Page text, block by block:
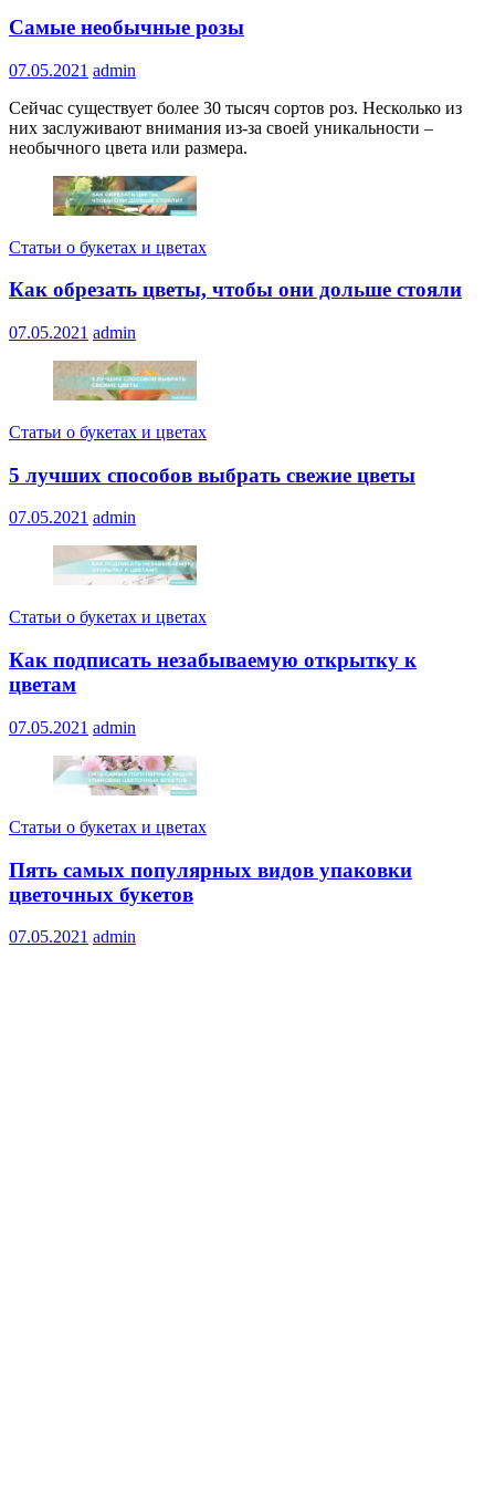
Самые необычные розы
07.05.2021 admin
Сейчас существует более 30 тысяч сортов роз. Несколько из
них заслуживают внимания из-за своей уникальности –
необычного цвета или размера.
Статьи о букетах и цветах
Как обрезать цветы, чтобы они дольше стояли
07.05.2021 admin
Статьи о букетах и цветах
5 лучших способов выбрать свежие цветы
07.05.2021 admin
Статьи о букетах и цветах
Как подписать незабываемую открытку к
цветам
07.05.2021 admin
Статьи о букетах и цветах
Пять самых популярных видов упаковки
цветочных букетов
07.05.2021 admin